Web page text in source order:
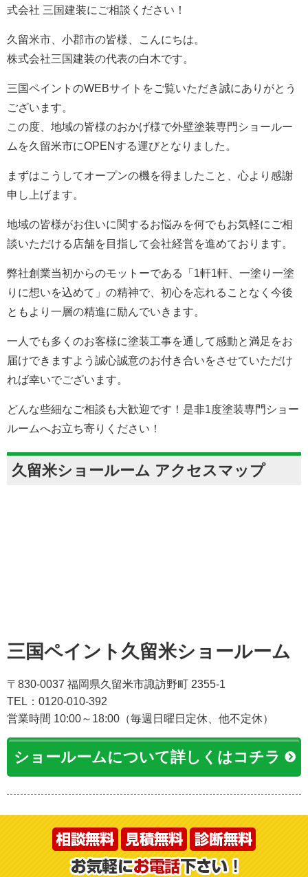
式会社 三国建装にご相談ください！
久留米市、小郡市の皆様、こんにちは。
株式会社三国建装の代表の白木です。
三国ペイントのWEBサイトをご覧いただき誠にありがとう
ございます。
この度、地域の皆様のおかげ様で外壁塗装専門ショールー
ムを久留米市にOPENする運びとなりました。
まずはこうしてオープンの機を得ましたこと、心より感謝
申し上げます。
地域の皆様がお住いに関するお悩みを何でもお気軽にご相
談いただける店舗を目指して会社経営を進めております。
弊社創業当初からのモットーである「1軒1軒、一塗り一塗
りに想いを込めて」の精神で、初心を忘れることなく今後
ともより一層の精進に励んでいきます。
一人でも多くのお客様に塗装工事を通して感動と満足をお
届けできますよう誠心誠意のお付き合いをさせていただけ
れば幸いでございます。
どんな些細なご相談も大歓迎です！是非1度塗装専門ショー
ルームへお立ち寄りください！
久留米ショールーム アクセスマップ
三国ペイント久留米ショールーム
〒830-0037 福岡県久留米市諏訪野町 2355-1
TEL：0120-010-392
営業時間 10:00～18:00（毎週日曜日定休、他不定休）
ショールームについて詳しくはコチラ